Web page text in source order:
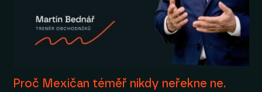
Proč Mexičan téměř nikdy neřekne ne.